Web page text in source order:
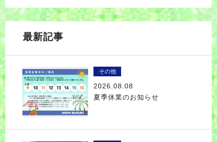
最新記事
その他
2026.08.08
夏季休業のお知らせ